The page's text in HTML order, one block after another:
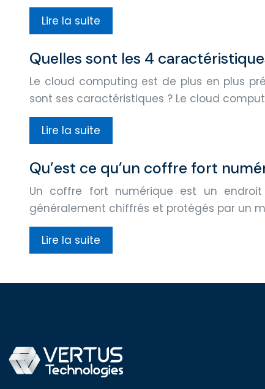
Lire la suite
Quelles sont les 4
Le cloud computing est de plus en plus
sont ses caractéristiques ? Le cloud
Lire la suite
Qu’est ce qu’un coffre fort
Un coffre fort numérique est un
généralement chiffrés et protégés par un
Lire la suite